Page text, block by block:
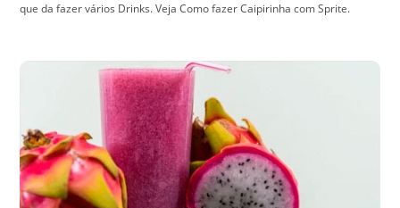
que da fazer vários Drinks. Veja Como fazer Caipirinha com Sprite.